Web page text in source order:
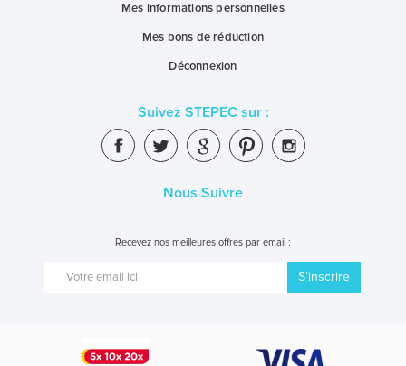
Mes informations personnelles
Mes bons de réduction
Déconnexion
Suivez STEPEC sur :
Nous Suivre
Recevez nos meilleures offres par email :
S’inscrire